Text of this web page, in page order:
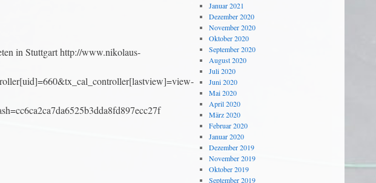
in Stuttgart http://www.nikolaus-
Januar 2021
Dezember 2020
November 2020
Oktober 2020
September 2020
August 2020
Juli 2020
Juni 2020
Mai 2020
April 2020
März 2020
Februar 2020
Januar 2020
Dezember 2019
November 2019
Oktober 2019
September 2019